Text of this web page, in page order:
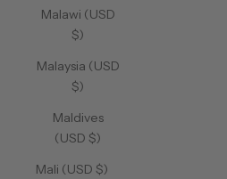
Malawi (USD
$)
Malaysia (USD
$)
Maldives
(USD $)
Mali (USD $)